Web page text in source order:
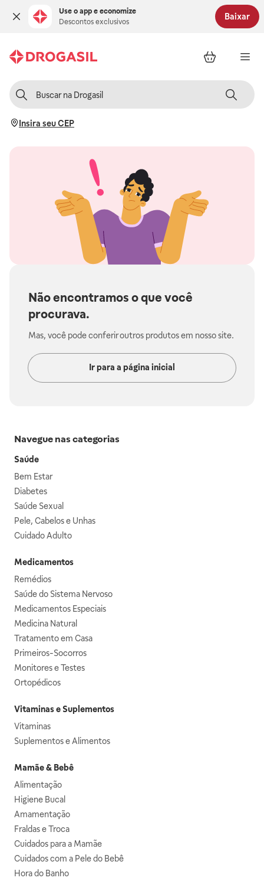
Use o app e economize
Descontos exclusivos
Baixar
Insira seu CEP
Não encontramos o que você
procurava.
Mas, você pode conferir outros produtos em nosso site.
Ir para a página inicial
Navegue nas categorias
Saúde
Bem Estar
Diabetes
Saúde Sexual
Pele, Cabelos e Unhas
Cuidado Adulto
Medicamentos
Remédios
Saúde do Sistema Nervoso
Medicamentos Especiais
Medicina Natural
Tratamento em Casa
Primeiros-Socorros
Monitores e Testes
Ortopédicos
Vitaminas e Suplementos
Vitaminas
Suplementos e Alimentos
Mamãe & Bebê
Alimentação
Higiene Bucal
Amamentação
Fraldas e Troca
Cuidados para a Mamãe
Cuidados com a Pele do Bebê
Hora do Banho